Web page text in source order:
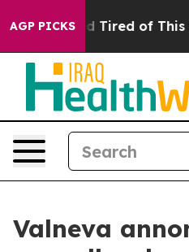
AGP PICKS
Tired of This Politics
Valneva